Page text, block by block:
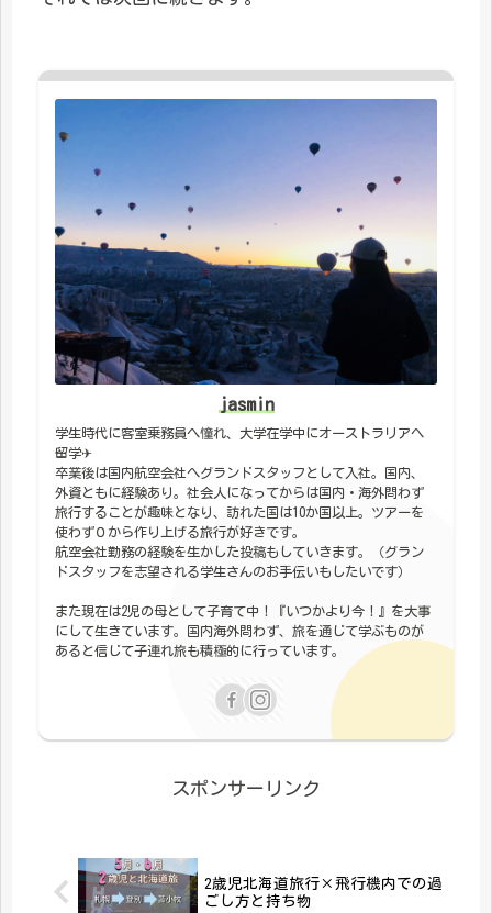
jasmin
学生時代に客室乗務員へ憧れ、大学在学中にオーストラリアへ
留学✈︎
卒業後は国内航空会社へグランドスタッフとして入社。国内、
外資ともに経験あり。社会人になってからは国内・海外問わず
旅行することが趣味となり、訪れた国は10か国以上。ツアーを
使わず０から作り上げる旅行が好きです。
航空会社勤務の経験を生かした投稿もしていきます。（グラン
ドスタッフを志望される学生さんのお手伝いもしたいです）
また現在は2児の母として子育て中！『いつかより今！』を大事
にして生きています。国内海外問わず、旅を通じて学ぶものが
あると信じて子連れ旅も積極的に行っています。
スポンサーリンク
2歳児北海道旅行×飛行機内での過
ごし方と持ち物